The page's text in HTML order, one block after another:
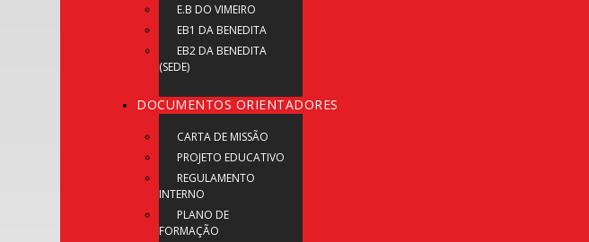
E.B DO VIMEIRO
EB1 DA BENEDITA
EB2 DA BENEDITA
(SEDE)
DOCUMENTOS ORIENTADORES
CARTA DE MISSÃO
PROJETO EDUCATIVO
REGULAMENTO
INTERNO
PLANO DE
FORMAÇÃO